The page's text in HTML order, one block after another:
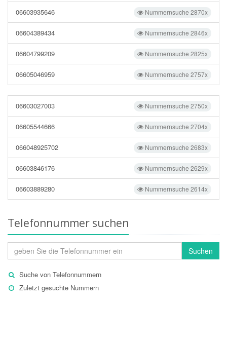
Nummernsuche 2870x
06603935646
Nummernsuche 2846x
06604389434
Nummernsuche 2825x
06604799209
Nummernsuche 2757x
06605046959
Nummernsuche 2750x
06603027003
Nummernsuche 2704x
06605544666
Nummernsuche 2683x
066048925702
Nummernsuche 2629x
06603846176
Nummernsuche 2614x
06603889280
Telefonnummer suchen
Suchen
Suche von Telefonnummern
Zuletzt gesuchte Nummern